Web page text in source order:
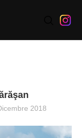
2018